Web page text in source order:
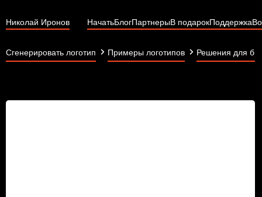
Николай Иронов НачатьБлогПартнерыВ подарокПоддержка
Сгенерировать логотип Примеры логотипов Решения для